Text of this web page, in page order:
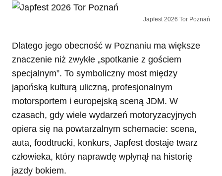
Japfest 2026 Tor Poznań
Dlatego jego obecność w Poznaniu ma większe
znaczenie niż zwykłe „spotkanie z gościem
specjalnym”. To symboliczny most między
japońską kulturą uliczną, profesjonalnym
motorsportem i europejską sceną JDM. W
czasach, gdy wiele wydarzeń motoryzacyjnych
opiera się na powtarzalnym schemacie: scena,
auta, foodtrucki, konkurs, Japfest dostaje twarz
człowieka, który naprawdę wpłynął na historię
jazdy bokiem.